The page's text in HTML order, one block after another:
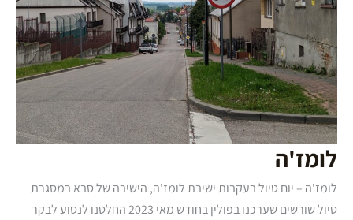
לומז'ה
לומז'ה – יום טיול בעקבות ישיבת לומז'ה, הישיבה של סבא במסגרת
טיול שורשים שערכנו בפולין בחודש מאי 2023 החלטנו לנסוע לבקר